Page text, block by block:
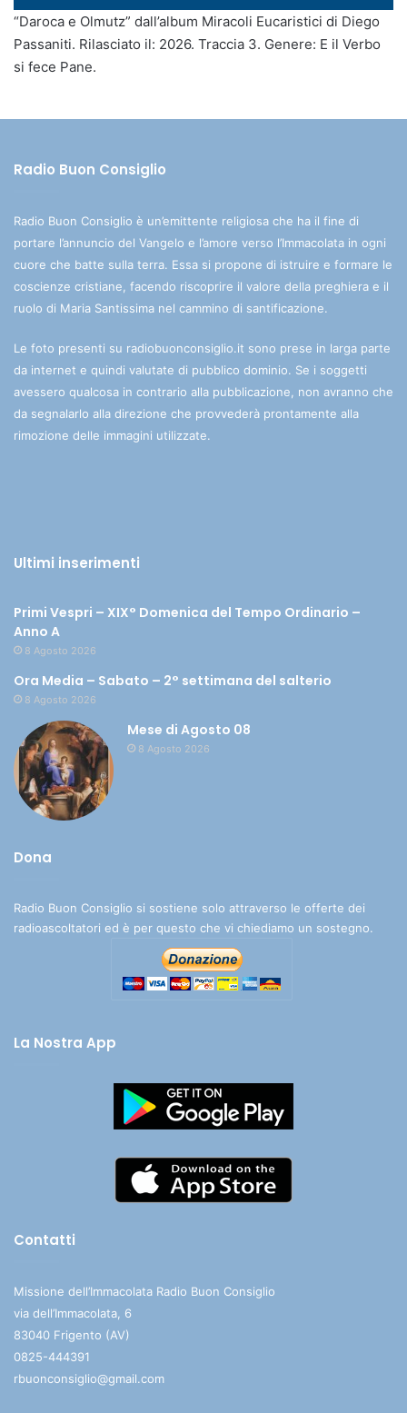
Player
“Daroca e Olmutz” dall’album Miracoli Eucaristici di Diego
Passaniti. Rilasciato il: 2026. Traccia 3. Genere: E il Verbo
si fece Pane.
Radio Buon Consiglio
Radio Buon Consiglio è un’emittente religiosa che ha il fine di
portare l’annuncio del Vangelo e l’amore verso l’Immacolata in ogni
cuore che batte sulla terra. Essa si propone di istruire e formare le
coscienze cristiane, facendo riscoprire il valore della preghiera e il
ruolo di Maria Santissima nel cammino di santificazione.
Le foto presenti su radiobuonconsiglio.it sono prese in larga parte
da internet e quindi valutate di pubblico dominio. Se i soggetti
avessero qualcosa in contrario alla pubblicazione, non avranno che
da segnalarlo alla direzione che provvederà prontamente alla
rimozione delle immagini utilizzate.
Ultimi inserimenti
Primi Vespri – XIX° Domenica del Tempo Ordinario –
Anno A
8 Agosto 2026
Ora Media – Sabato – 2° settimana del salterio
8 Agosto 2026
Mese di Agosto 08
8 Agosto 2026
Dona
Radio Buon Consiglio si sostiene solo attraverso le offerte dei
radioascoltatori ed è per questo che vi chiediamo un sostegno.
La Nostra App
Contatti
Missione dell’Immacolata Radio Buon Consiglio
via dell’Immacolata, 6
83040 Frigento (AV)
0825-444391
rbuonconsiglio@gmail.com